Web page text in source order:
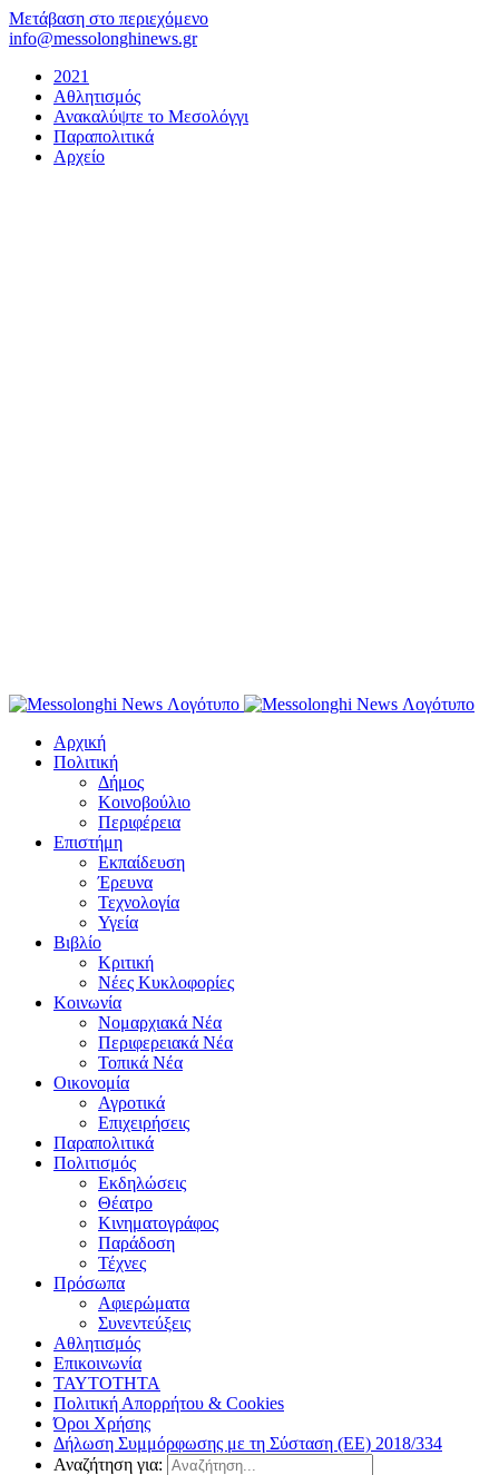
Μετάβαση στο περιεχόμενο
info@messolonghinews.gr
2021
Αθλητισμός
Ανακαλύψτε το Μεσολόγγι
Παραπολιτικά
Αρχείο
Αρχική
Πολιτική
Δήμος
Κοινοβούλιο
Περιφέρεια
Επιστήμη
Εκπαίδευση
Έρευνα
Τεχνολογία
Υγεία
Βιβλίο
Κριτική
Νέες Κυκλοφορίες
Κοινωνία
Νομαρχιακά Νέα
Περιφερειακά Νέα
Τοπικά Νέα
Οικονομία
Αγροτικά
Επιχειρήσεις
Παραπολιτικά
Πολιτισμός
Εκδηλώσεις
Θέατρο
Κινηματογράφος
Παράδοση
Τέχνες
Πρόσωπα
Αφιερώματα
Συνεντεύξεις
Αθλητισμός
Επικοινωνία
ΤΑΥΤΟΤΗΤΑ
Πολιτική Απορρήτου & Cookies
Όροι Χρήσης
Δήλωση Συμμόρφωσης με τη Σύσταση (ΕΕ) 2018/334
Αναζήτηση για: